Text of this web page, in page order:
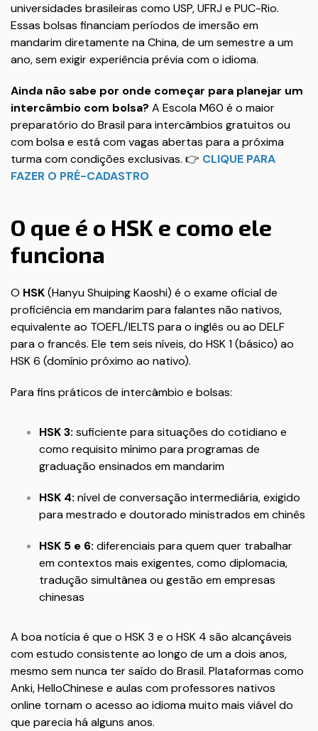
universidades brasileiras como USP, UFRJ e PUC-Rio.
Essas bolsas financiam períodos de imersão em
mandarim diretamente na China, de um semestre a um
ano, sem exigir experiência prévia com o idioma.
Ainda não sabe por onde começar para planejar um
intercâmbio com bolsa? A Escola M60 é o maior
preparatório do Brasil para intercâmbios gratuitos ou
com bolsa e está com vagas abertas para a próxima
turma com condições exclusivas. 👉 CLIQUE PARA
FAZER O PRÉ-CADASTRO
O que é o HSK e como ele
funciona
O HSK(Hanyu Shuiping Kaoshi) é o exame oficial de
proficiência em mandarim para falantes não nativos,
equivalente ao TOEFL/IELTS para o inglês ou ao DELF
para o francês. Ele tem seis níveis, do HSK 1 (básico) ao
HSK 6 (domínio próximo ao nativo).
Para fins práticos de intercâmbio e bolsas:
HSK 3: suficiente para situações do cotidiano e
como requisito mínimo para programas de
graduação ensinados em mandarim
HSK 4: nível de conversação intermediária, exigido
para mestrado e doutorado ministrados em chinês
HSK 5 e 6: diferenciais para quem quer trabalhar
em contextos mais exigentes, como diplomacia,
tradução simultânea ou gestão em empresas
chinesas
A boa notícia é que o HSK 3 e o HSK 4 são alcançáveis
com estudo consistente ao longo de um a dois anos,
mesmo sem nunca ter saído do Brasil. Plataformas como
Anki, HelloChinese e aulas com professores nativos
online tornam o acesso ao idioma muito mais viável do
que parecia há alguns anos.